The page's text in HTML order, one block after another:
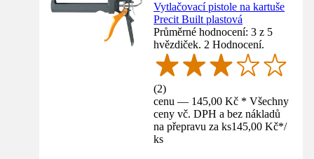
Vytlačovací pistole na kartuše
Precit Built plastová
Průměrné hodnocení: 3 z 5
hvězdiček. 2 Hodnocení.
(2)
cenu — 145,00 Kč * Všechny
ceny vč. DPH a bez nákladů
na přepravu za ks145,00 Kč*/
ks